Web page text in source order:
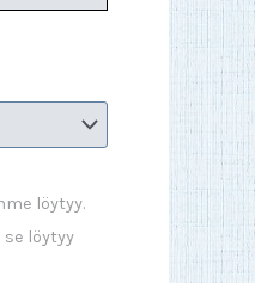
löytyy.
se löytyy